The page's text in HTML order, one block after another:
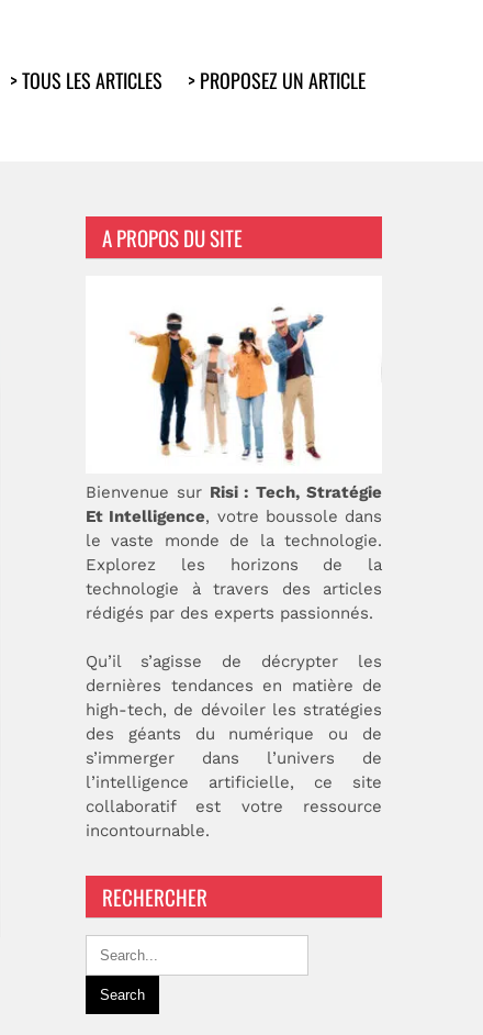
> TOUS LES ARTICLES > PROPOSEZ UN ARTICLE
A PROPOS DU SITE
Bienvenue sur Risi : Tech, Stratégie
Et Intelligence, votre boussole dans
le vaste monde de la technologie.
Explorez les horizons de la
technologie à travers des articles
rédigés par des experts passionnés.
Qu’il s’agisse de décrypter les
dernières tendances en matière de
high-tech, de dévoiler les stratégies
des géants du numérique ou de
s’immerger dans l’univers de
l’intelligence artificielle, ce site
collaboratif est votre ressource
incontournable.
RECHERCHER